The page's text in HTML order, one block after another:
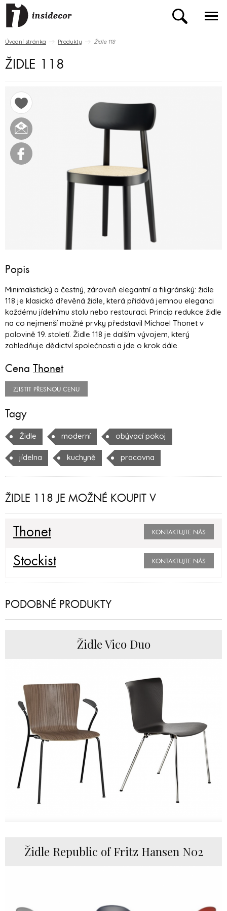
Úvodní stránka Produkty Židle 118
ŽIDLE 118
Popis
Minimalistický a čestný, zároveň elegantní a filigránský: židle
118 je klasická dřevěná židle, která přidává jemnou eleganci
každému jídelnímu stolu nebo restauraci. Princip redukce židle
na co nejmenší možné prvky představil Michael Thonet v
polovině 19. století. Židle 118 je dalším vývojem, který
zohledňuje dědictví společnosti a jde o krok dále.
Cena Thonet
ZJISTIT PŘESNOU CENU
Tagy
Židle moderní obývací pokoj
jídelna kuchyně pracovna
ŽIDLE 118 JE MOŽNÉ KOUPIT V
Thonet KONTAKTUJTE NÁS
Stockist KONTAKTUJTE NÁS
PODOBNÉ PRODUKTY
Židle Vico Duo
Židle Republic of Fritz Hansen N02